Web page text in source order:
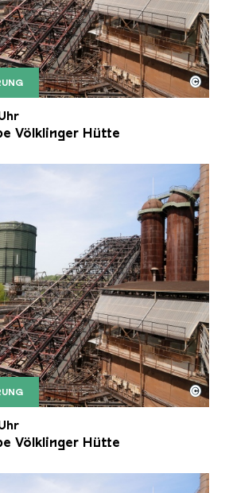
der Völklinger Hütte mit
Völklinger Hütte | Karl
©
Völklinger Hütte
der Völklinger Hütte mit
Völklinger Hütte | Karl
©
Völklinger Hütte